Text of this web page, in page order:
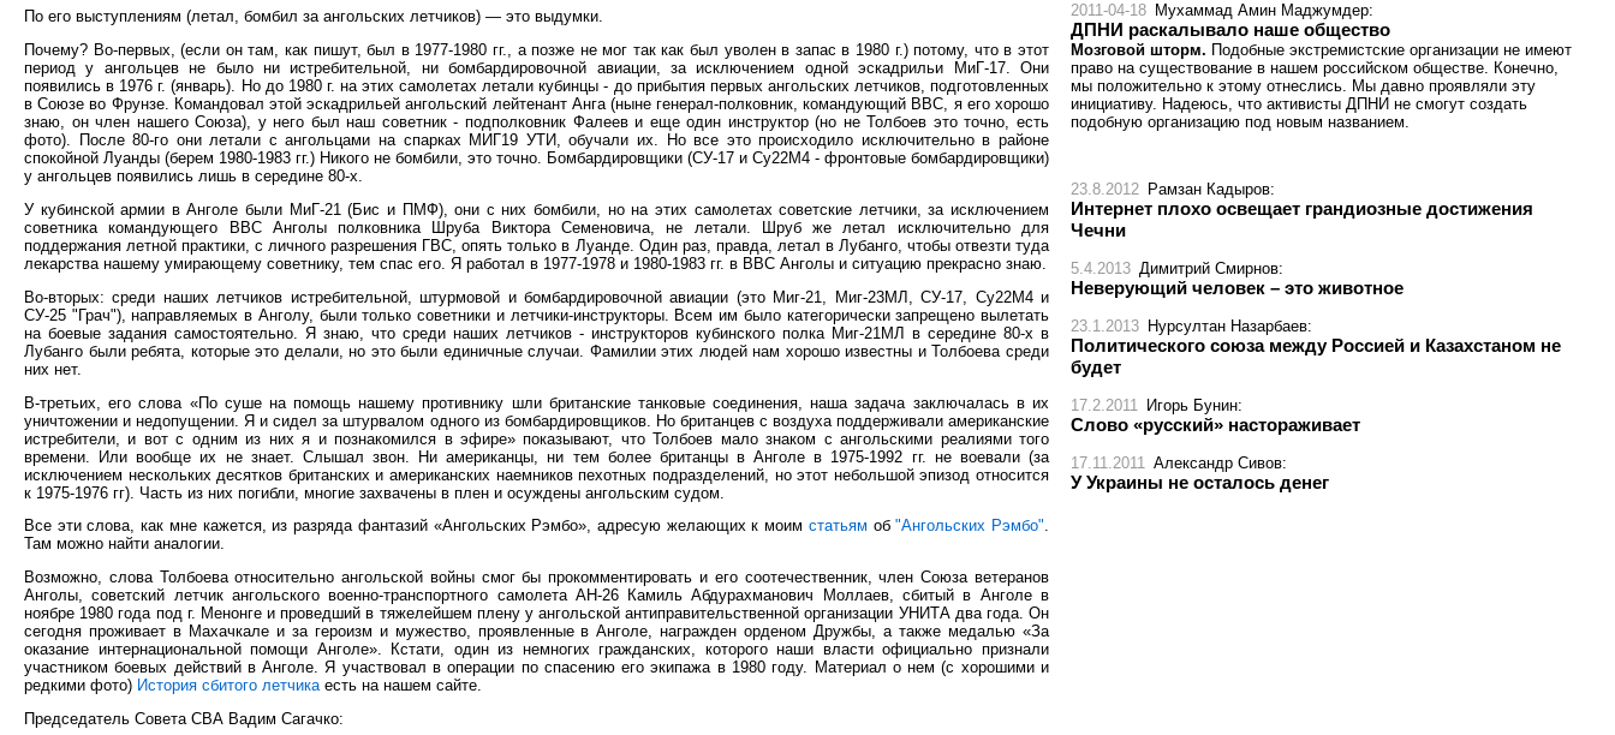
По его выступлениям (летал, бомбил за ангольских летчиков) — это выдумки.
Почему? Во-первых, (если он там, как пишут, был в 1977-1980 гг., а позже не мог так как был уволен в запас в 1980 г.) потому, что в этот
период у ангольцев не было ни истребительной, ни бомбардировочной авиации, за исключением одной эскадрильи МиГ-17. Они
появились в 1976 г. (январь). Но до 1980 г. на этих самолетах летали кубинцы - до прибытия первых ангольских летчиков, подготовленных
в Союзе во Фрунзе. Командовал этой эскадрильей ангольский лейтенант Анга (ныне генерал-полковник, командующий ВВС, я его хорошо
знаю, он член нашего Союза), у него был наш советник - подполковник Фалеев и еще один инструктор (но не Толбоев это точно, есть
фото). После 80-го они летали с ангольцами на спарках МИГ19 УТИ, обучали их. Но все это происходило исключительно в районе
спокойной Луанды (берем 1980-1983 гг.) Никого не бомбили, это точно. Бомбардировщики (СУ-17 и Су22М4 - фронтовые бомбардировщики)
у ангольцев появились лишь в середине 80-х.
У кубинской армии в Анголе были МиГ-21 (Бис и ПМФ), они с них бомбили, но на этих самолетах советские летчики, за исключением
советника командующего ВВС Анголы полковника Шруба Виктора Семеновича, не летали. Шруб же летал исключительно для
поддержания летной практики, с личного разрешения ГВС, опять только в Луанде. Один раз, правда, летал в Лубанго, чтобы отвезти туда
лекарства нашему умирающему советнику, тем спас его. Я работал в 1977-1978 и 1980-1983 гг. в ВВС Анголы и ситуацию прекрасно знаю.
Во-вторых: среди наших летчиков истребительной, штурмовой и бомбардировочной авиации (это Миг-21, Миг-23МЛ, СУ-17, Су22М4 и
СУ-25 "Грач"), направляемых в Анголу, были только советники и летчики-инструкторы. Всем им было категорически запрещено вылетать
на боевые задания самостоятельно. Я знаю, что среди наших летчиков - инструкторов кубинского полка Миг-21МЛ в середине 80-х в
Лубанго были ребята, которые это делали, но это были единичные случаи. Фамилии этих людей нам хорошо известны и Толбоева среди
них нет.
В-третьих, его слова «По суше на помощь нашему противнику шли британские танковые соединения, наша задача заключалась в их
уничтожении и недопущении. Я и сидел за штурвалом одного из бомбардировщиков. Но британцев с воздуха поддерживали американские
истребители, и вот с одним из них я и познакомился в эфире» показывают, что Толбоев мало знаком с ангольскими реалиями того
времени. Или вообще их не знает. Слышал звон. Ни американцы, ни тем более британцы в Анголе в 1975-1992 гг. не воевали (за
исключением нескольких десятков британских и американских наемников пехотных подразделений, но этот небольшой эпизод относится
к 1975-1976 гг). Часть из них погибли, многие захвачены в плен и осуждены ангольским судом.
Все эти слова, как мне кажется, из разряда фантазий «Ангольских Рэмбо», адресую желающих к моим статьям об"Ангольских Рэмбо".
Там можно найти аналогии.
Возможно, слова Толбоева относительно ангольской войны смог бы прокомментировать и его соотечественник, член Союза ветеранов
Анголы, советский летчик ангольского военно-транспортного самолета АН-26 Камиль Абдурахманович Моллаев, сбитый в Анголе в
ноябре 1980 года под г. Менонге и проведший в тяжелейшем плену у ангольской антиправительственной организации УНИТА два года. Он
сегодня проживает в Махачкале и за героизм и мужество, проявленные в Анголе, награжден орденом Дружбы, а также медалью «За
оказание интернациональной помощи Анголе». Кстати, один из немногих гражданских, которого наши власти официально признали
участником боевых действий в Анголе. Я участвовал в операции по спасению его экипажа в 1980 году. Материал о нем (с хорошими и
редкими фото) История сбитого летчикаесть на нашем сайте.
Председатель Совета СВА Вадим Сагачко:
2011-04-18 Мухаммад Амин Маджумдер:
ДПНИ раскалывало наше общество
Мозговой шторм. Подобные экстремистские организации не имеют
право на существование в нашем российском обществе. Конечно,
мы положительно к этому отнеслись. Мы давно проявляли эту
инициативу. Надеюсь, что активисты ДПНИ не смогут создать
подобную организацию под новым названием.
23.8.2012 Рамзан Кадыров:
Интернет плохо освещает грандиозные достижения
Чечни
5.4.2013 Димитрий Смирнов:
Неверующий человек – это животное
23.1.2013 Нурсултан Назарбаев:
Политического союза между Россией и Казахстаном не
будет
17.2.2011 Игорь Бунин:
Слово «русский» настораживает
17.11.2011 Александр Сивов:
У Украины не осталось денег